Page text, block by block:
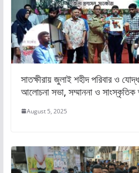
সাতক্ষীরায় জুলাই শহীদ পরিবার ও
আলোচনা সভা, সম্মাননা ও সাংস্কৃতিক
August 5, 2025